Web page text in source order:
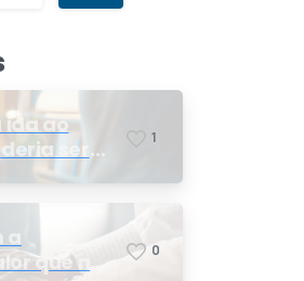
ida ao
ser
1
que nos
0